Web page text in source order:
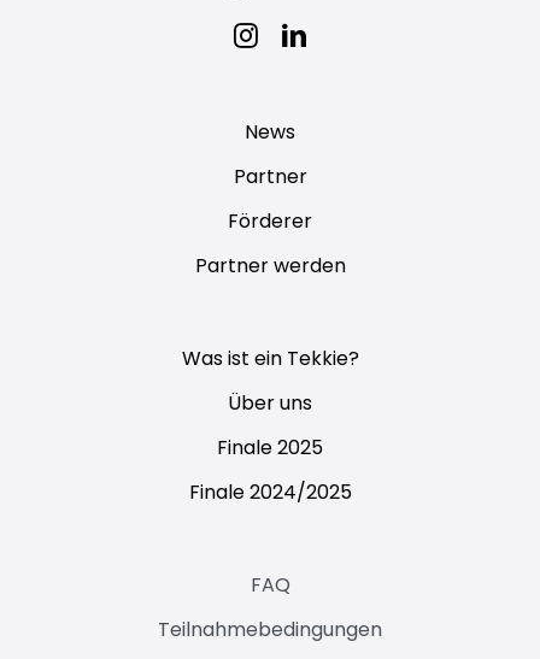
News
Partner
Förderer
Partner werden
Was ist ein Tekkie?
Über uns
Finale 2025
Finale 2024/2025
FAQ
Teilnahmebedingungen